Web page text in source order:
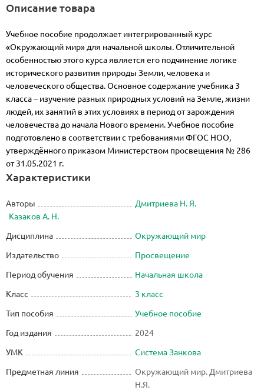
Описание товара
Учебное пособие продолжает интегрированный курс
«Окружающий мир» для начальной школы. Отличительной
особенностью этого курса является его подчинение логике
исторического развития природы Земли, человека и
человеческого общества. Основное содержание учебника 3
класса – изучение разных природных условий на Земле, жизни
людей, их занятий в этих условиях в период от зарождения
человечества до начала Нового времени. Учебное пособие
подготовлено в соответствии с требованиями ФГОС НОО,
утверждённого приказом Министерством просвещения № 286
от 31.05.2021 г.
Характеристики
Авторы
Дмитриева Н. Я.
Казаков А. Н.
Дисциплина
Окружающий мир
Издательство
Просвещение
Период обучения
Начальная школа
Класс
3 класс
Тип пособия
Учебное пособие
Год издания
2024
УМК
Система Занкова
Предметная линия
Окружающий мир. Дмитриева
Н.Я.